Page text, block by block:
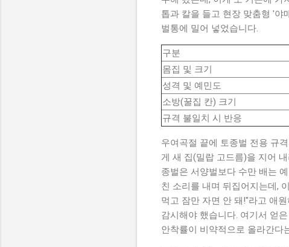
톱과 칼을 들고 현장 맞춤형 '야
벌통에 밀어 넣었습니다.
구분
몸집 및 크기
성격 및 예민도
소방(꿀집 칸) 크기
규격 불일치 시 반응
우여곡절 끝에 토종벌 전용 규
게 새 집(밀랍 고드름)을 지어
종벌은 서양벌보다 수만 배는
친 소리를 내며 뒤집어지는데,
먹고 잠만 자면 안 돼!"라고 애
감시해야 했습니다. 여기서 얻
안착률이 비약적으로 올라간다